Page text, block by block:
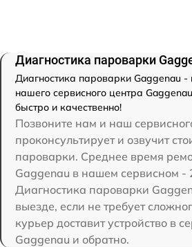
Диагностика пароварки
Диагностика пароварки Gaggenau
нашего сервисного центра
быстро и качественно!
Позвоните нам и наш
проконсультирует и озвучит
пароварки. Среднее время
Gaggenau в нашем сервисном -
Диагностика пароварки
выезде, если не требует
курьер доставит устройство в
Gaggenau и обратно.